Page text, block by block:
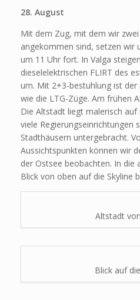
28. August
Mit dem Zug, mit dem wir
angekommen sind, setzen wir
um 11 Uhr fort. In Valga
dieselelektrischen FLIRT des
um. Mit 2+3-bestuhlung ist
wie die LTG-Züge. Am frühen
Die Altstadt liegt malerisch auf
viele Regierungseinrichtungen
Stadthäusern untergebracht.
Aussichtspunkten können wir
der Ostsee beobachten. In die
Blick von oben auf die Skyline
Altstadt
Blick auf